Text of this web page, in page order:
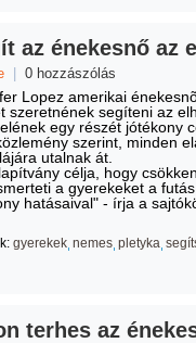
az énekesnő az
0 hozzászólás
Lopez amerikai
szeretnének segíteni az
egy részét jótékony
szerint, minden
utalnak át.
célja, hogy
a gyerekeket a
hatásaival" - írja a
gyerekek nemes pletyka
terhes az